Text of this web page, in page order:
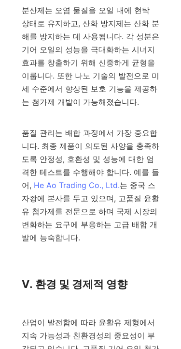
분산제는 오염 물질을 오일 내에 현탁
상태로 유지하고, 산화 방지제는 산화 분
해를 방지하는 데 사용됩니다. 각 성분은
기어 오일의 성능을 극대화하는 시너지
효과를 창출하기 위해 신중하게 균형을
이룹니다. 또한 나노 기술의 발전으로 미
세 수준에서 향상된 보호 기능을 제공하
는 첨가제 개발이 가능해졌습니다.
품질 관리는 배합 과정에서 가장 중요합
니다. 최종 제품이 의도된 사양을 충족하
도록 안정성, 호환성 및 성능에 대한 엄
격한 테스트를 수행해야 합니다. 예를 들
어, He Ao Trading Co., Ltd.는 중국 스
자좡에 본사를 두고 있으며, 고품질 윤활
유 첨가제를 전문으로 하며 국제 시장의
변화하는 요구에 부응하는 고급 배합 개
발에 능숙합니다.
V. 환경 및 경제적 영향
산업이 발전함에 따라 윤활유 제형에서
지속 가능성과 친환경성의 중요성이 부